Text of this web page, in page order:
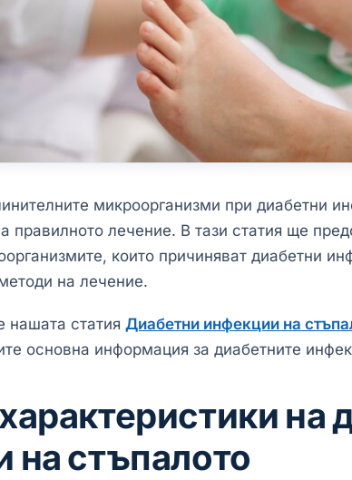
микроорганизми при диабетни
правилното лечение. В тази статия ще
които причиняват диабетни
на лечение.
нашата статия Диабетни инфекции на
основна информация за диабетните
на
на стъпалото